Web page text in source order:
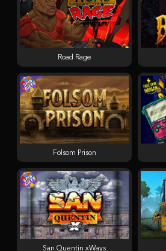
Folsom Prison
Road Rage
San Quentin xWays